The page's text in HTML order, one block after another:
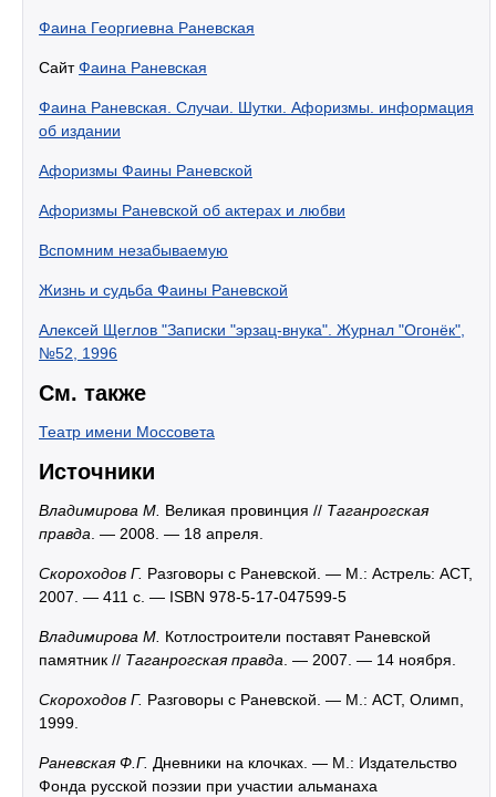
Фаина Георгиевна Раневская
СайтФаина Раневская
Фаина Раневская. Случаи. Шутки. Афоризмы. информация
об издании
Афоризмы Фаины Раневской
Афоризмы Раневской об актерах и любви
Вспомним незабываемую
Жизнь и судьба Фаины Раневской
Алексей Щеглов "Записки "эрзац-внука". Журнал "Огонёк",
№52, 1996
См. также
Театр имени Моссовета
Источники
Владимирова М. Великая провинция // Таганрогская
правда. — 2008. — 18 апреля.
Скороходов Г. Разговоры с Раневской. — М.: Астрель: АСТ,
2007. — 411 с. — ISBN 978-5-17-047599-5
Владимирова М. Котлостроители поставят Раневской
памятник // Таганрогская правда. — 2007. — 14 ноября.
Скороходов Г. Разговоры с Раневской. — М.: АСТ, Олимп,
1999.
Раневская Ф.Г. Дневники на клочках. — М.: Издательство
Фонда русской поэзии при участии альманаха